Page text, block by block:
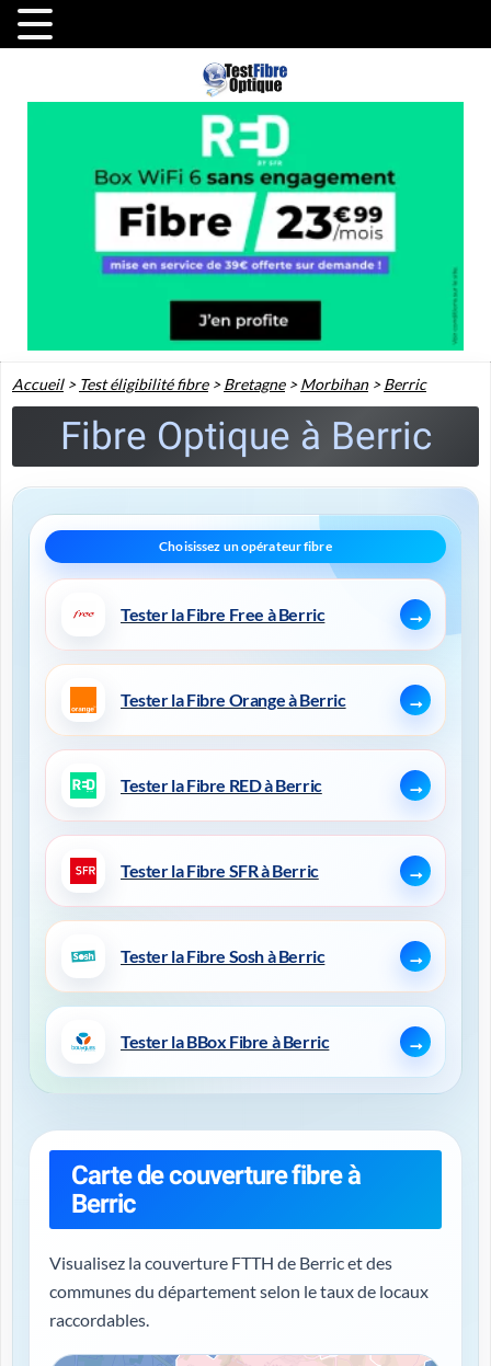
Accueil> Test éligibilité fibre>Bretagne>Morbihan>Berric
Fibre Optique à Berric
Tester la Fibre Free à Berric
Tester la Fibre Orange à Berric
Tester la Fibre RED à Berric
Tester la Fibre SFR à Berric
Tester la Fibre Sosh à Berric
Tester la BBox Fibre à Berric
Carte de couverture fibre à
Berric
Visualisez la couverture FTTH de Berric et des
communes du département selon le taux de locaux
raccordables.